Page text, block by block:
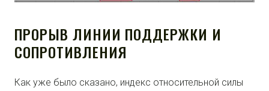
ПРОРЫВ ЛИНИИ ПОДДЕРЖКИ И
СОПРОТИВЛЕНИЯ
Как уже было сказано, индекс относительной силы